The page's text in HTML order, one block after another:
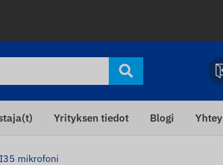
Yrityksen tiedot Blogi
mikrofoni